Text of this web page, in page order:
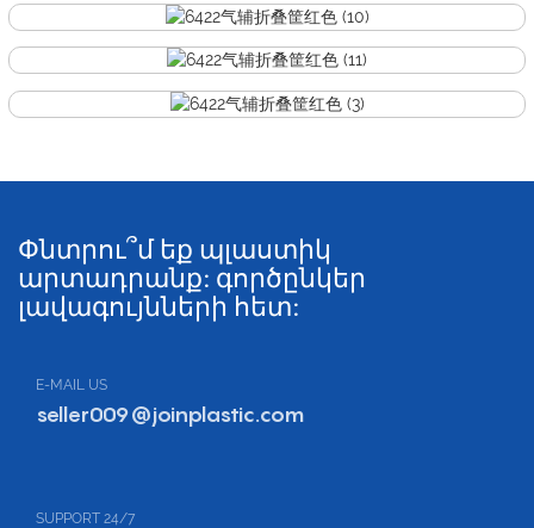
Փնտրու՞մ եք պլաստիկ
արտադրանք: գործընկեր
լավագույնների հետ:
E-MAIL US
seller009@joinplastic.com
SUPPORT 24/7